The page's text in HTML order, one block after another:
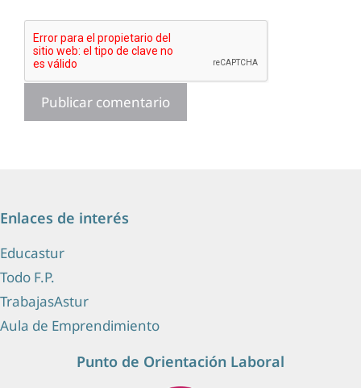
Enlaces de interés
Educastur
Todo F.P.
TrabajasAstur
Aula de Emprendimiento
Punto de Orientación Laboral